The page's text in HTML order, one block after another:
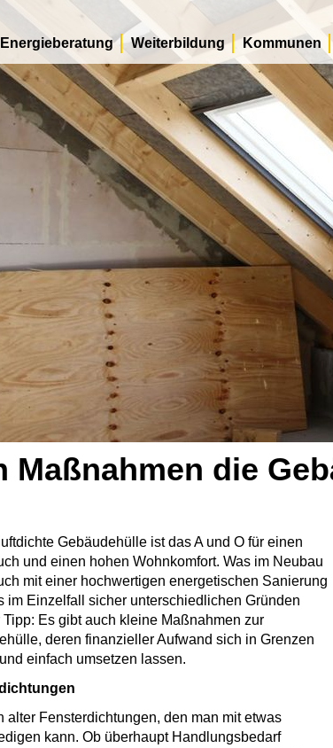
Weiterbildung Kommunen
Maßnahmen die
Gebäudehülle ist das A und O für einen
und einen hohen Wohnkomfort. Was im Neubau
mit einer hochwertigen energetischen Sanierung
im Einzelfall sicher unterschiedlichen Gründen
Es gibt auch kleine Maßnahmen zur
deren finanzieller Aufwand sich in Grenzen
einfach umsetzen lassen.
alter Fensterdichtungen, den man mit etwas
kann. Ob überhaupt Handlungsbedarf